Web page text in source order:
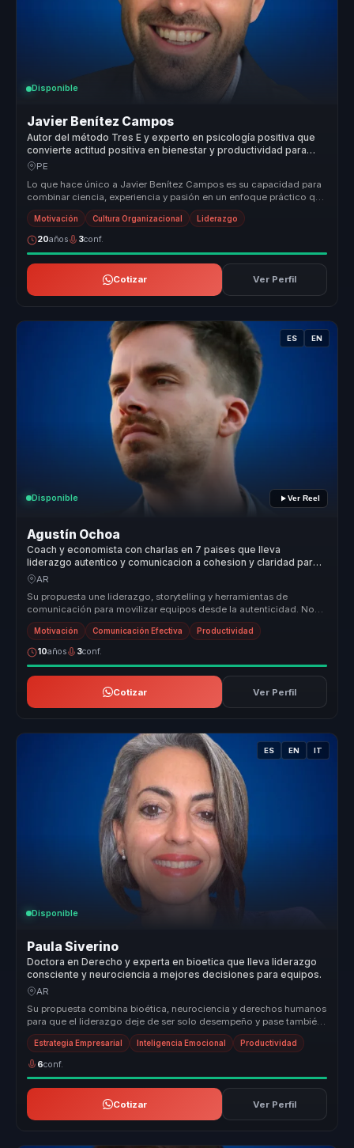
Disponible
Javier Benítez Campos
Autor del método Tres E y experto en psicología positiva que
convierte actitud positiva en bienestar y productividad para
equipos.
PE
Lo que hace único a Javier Benítez Campos es su capacidad para
combinar ciencia, experiencia y pasión en un enfoque práctico que
transfor...
Motivación Cultura Organizacional Liderazgo
20años 3conf.
Cotizar Ver Perfil
ES EN
Disponible Ver Reel
Agustín Ochoa
Coach y economista con charlas en 7 paises que lleva
liderazgo autentico y comunicacion a cohesion y claridad para
equipos.
AR
Su propuesta une liderazgo, storytelling y herramientas de
comunicación para movilizar equipos desde la autenticidad. No
trabaja sobre po...
Motivación Comunicación Efectiva Productividad
10años 3conf.
Cotizar Ver Perfil
ES EN IT
Disponible
Paula Siverino
Doctora en Derecho y experta en bioetica que lleva liderazgo
consciente y neurociencia a mejores decisiones para equipos.
AR
Su propuesta combina bioética, neurociencia y derechos humanos
para que el liderazgo deje de ser solo desempeño y pase también
por respon...
Estrategia Empresarial Inteligencia Emocional Productividad
6conf.
Cotizar Ver Perfil